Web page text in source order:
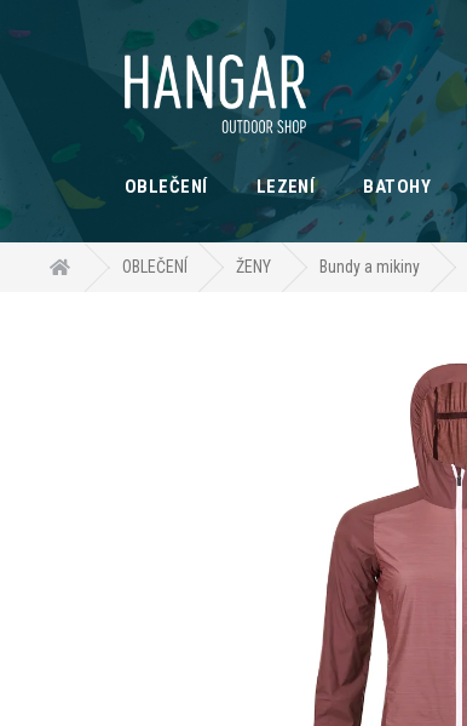
na
OBLEČENÍ LEZENÍ BATOHY
Domů OBLEČENÍ ŽENY Bundy a mikiny